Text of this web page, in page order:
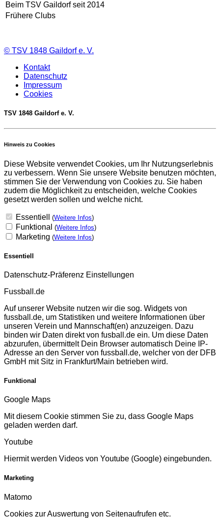
Beim TSV Gaildorf seit 2014
Frühere Clubs
© TSV 1848 Gaildorf e. V.
Kontakt
Datenschutz
Impressum
Cookies
TSV 1848 Gaildorf e. V.
Hinweis zu Cookies
Diese Website verwendet Cookies, um Ihr Nutzungserlebnis
zu verbessern. Wenn Sie unsere Website benutzen möchten,
stimmen Sie der Verwendung von Cookies zu. Sie haben
zudem die Möglichkeit zu entscheiden, welche Cookies
gesetzt werden sollen und welche nicht.
Essentiell (Weitere Infos)
Funktional (Weitere Infos)
Marketing (Weitere Infos)
Essentiell
Datenschutz-Präferenz Einstellungen
Fussball.de
Auf unserer Website nutzen wir die sog. Widgets von
fussball.de, um Statistiken und weitere Informationen über
unseren Verein und Mannschaft(en) anzuzeigen. Dazu
binden wir Daten direkt von fusball.de ein. Um diese Daten
abzurufen, übermittelt Dein Browser automatisch Deine IP-
Adresse an den Server von fussball.de, welcher von der DFB
GmbH mit Sitz in Frankfurt/Main betrieben wird.
Funktional
Google Maps
Mit diesem Cookie stimmen Sie zu, dass Google Maps
geladen werden darf.
Youtube
Hiermit werden Videos von Youtube (Google) eingebunden.
Marketing
Matomo
Cookies zur Auswertung von Seitenaufrufen etc.